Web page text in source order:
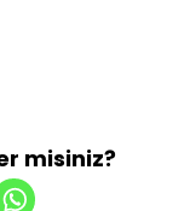
misiniz?